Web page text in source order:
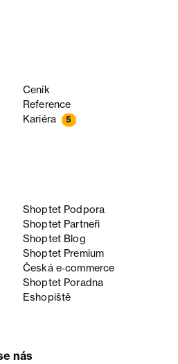
Ceník
Reference
Kariéra 5
Shoptet Podpora
Shoptet Partneři
Shoptet Blog
Shoptet Premium
Česká e‑commerce
Shoptet Poradna
Eshopiště
nás